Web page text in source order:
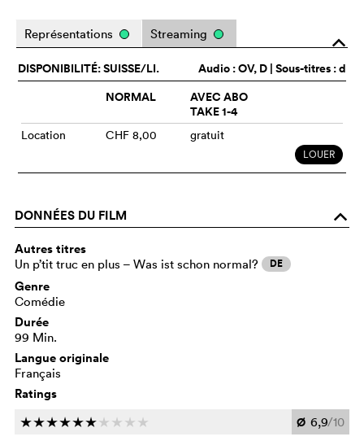
o
Représentations Streaming
Audio :OV, D | Sous-titres : d
DISPONIBILITÉ: SUISSE/LI.
NORMAL
AVEC ABO
TAKE 1-4
Location CHF 8,00 gratuit
LOUER
DONNÉES DU FILM o
Autres titres
Un p’tit truc en plus – Was ist schon normal? DE
Genre
Comédie
Durée
99 Min.
Langue originale
Français
Ratings
cccccc c c c c Ø 6,9/10